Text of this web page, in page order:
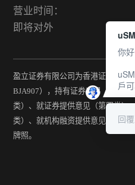
营业时间：
即将对外
盈立证券有限公司为香港证监会持
BJA907），持有证券交易（第一类
类）、就证券提供意见（第四类）
类）、就机构融资提供意见（第六
牌照。
你
戶
回